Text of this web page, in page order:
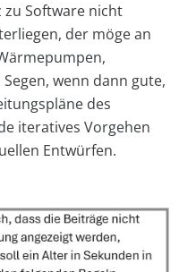
zu Software nicht
der möge an
wenn dann gute,
des
iteratives Vorgehen
Entwürfen.